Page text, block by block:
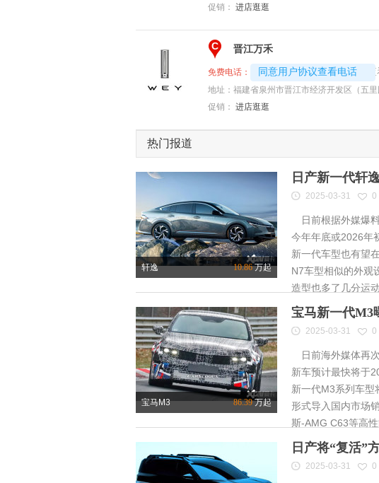
促销： 进店逛逛
C 晋江万禾
免费电话： 同意用户协议查看电话
4008192707-5522
地址： 福建省泉州市晋江市经济开发区（五
促销： 进店逛逛
热门报道
轩逸 10.86万起
日产新一代轩
2025-03-31 0
日前根据外媒爆
今年年底或2026年
新一代车型也有望
N7车型相似的外观
造型也多了几分运
宝马M3 86.39万起
宝马新一代M3
2025-03-31 0
日前海外媒体再
新车预计最快将于
新一代M3系列车型
形式导入国内市场
斯-AMG C63等高性
日产将“复活”
2025-03-31 0